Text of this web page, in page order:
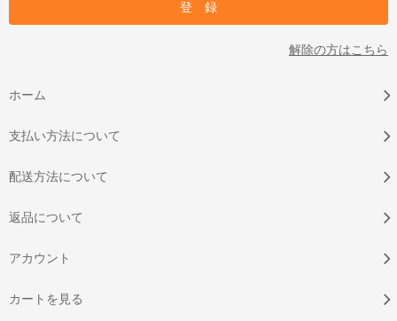
解除の方はこちら
ホーム
支払い方法について
配送方法について
返品について
アカウント
カートを見る